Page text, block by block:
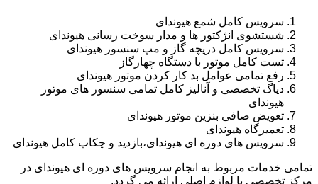
سرویس کامل شمع هیوندای
شستشوی انژکتور ها و مدار سوخت رسانی هیوندای
سرویس کامل دریچه گاز و مپ سنسور هیوندای
تست کامل موتور با دستگاه چهارگاز
رفع تمامی عوامل بد کار کردن موتور هیوندای
دیاگ تخصصی و آنالیز کامل تمامی سنسور های موتور
هیوندای
تعویض صافی بنزین موتور هیوندای
تعمیرگاه هیوندای
سرویس های دوره ای هیوندای،بازدید و چکاپ کامل هیوندای
تمامی خدمات مربوط به انجام سرویس های دوره ای هیوندای در
مرکز تخصصی با لوازم اصلی ارائه می گردد.